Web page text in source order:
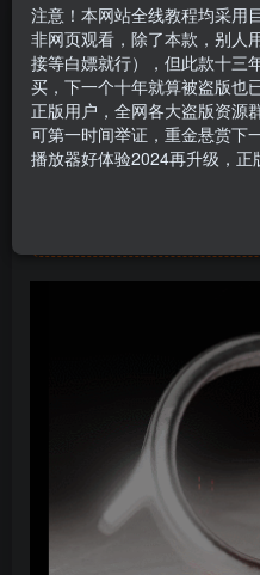
houdini手表融化
可乐鸡
1年前更新
注意！本网站全线教程均采用
非网页观看，除了本款，别人
接等白嫖就行），但此款十三
买，下一个十年就算被盗版也
正版用户，全网各大盗版资源
可第一时间举证，重金悬赏下
播放器好体验2024再升级，正